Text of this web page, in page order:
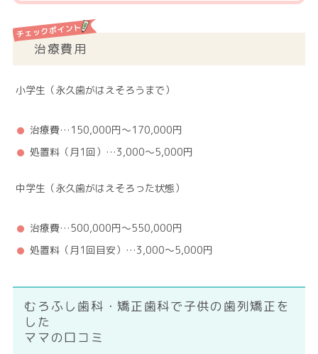
治療費用
小学生（永久歯がはえそろうまで）
治療費…150,000円〜170,000円
処置料（月1回）…3,000～5,000円
中学生（永久歯がはえそろった状態）
治療費…500,000円～550,000円
処置料（月1回目安）…3,000～5,000円
むろふし歯科・矯正歯科で子供の歯列矯正を
した
ママの口コミ